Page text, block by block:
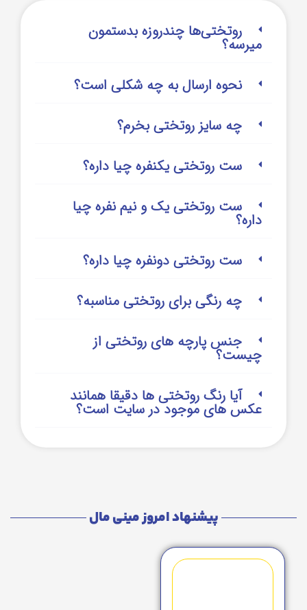
روتختی‌‌ها چندروزه بدستمون
میرسه؟
نحوه ارسال به چه شکلی است؟
چه سایز روتختی بخرم؟
ست روتختی یکنفره چیا داره؟
ست روتختی یک و نیم نفره چیا
داره؟
ست روتختی دونفره چیا داره؟
چه رنگی برای روتختی مناسبه؟
جنس پارچه های روتختی از
چیست؟
آیا رنگ روتختی ها دقیقا همانند
عکس های موجود در سایت است؟
پیشنهاد امروز مینی مال